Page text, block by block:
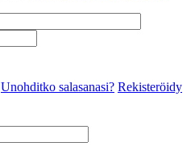
Unohditko salasanasi? Rekisteröidy